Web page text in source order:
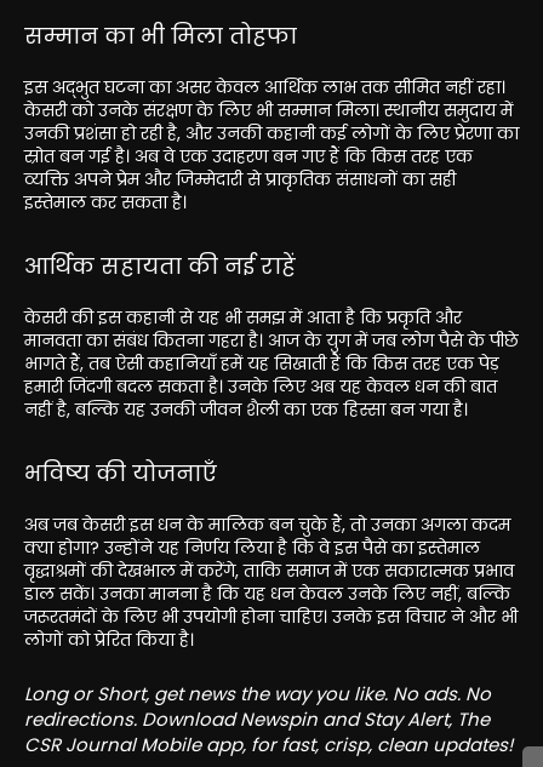
सम्मान का भी मिला तोहफा
इस अद्भुत घटना का असर केवल आर्थिक लाभ तक सीमित नहीं रहा।
केसरी को उनके संरक्षण के लिए भी सम्मान मिला। स्थानीय समुदाय में
उनकी प्रशंसा हो रही है, और उनकी कहानी कई लोगों के लिए प्रेरणा का
स्रोत बन गई है। अब वे एक उदाहरण बन गए हैं कि किस तरह एक
व्यक्ति अपने प्रेम और जिम्मेदारी से प्राकृतिक संसाधनों का सही
इस्तेमाल कर सकता है।
आर्थिक सहायता की नई राहें
केसरी की इस कहानी से यह भी समझ में आता है कि प्रकृति और
मानवता का संबंध कितना गहरा है। आज के युग में जब लोग पैसे के पीछे
भागते हैं, तब ऐसी कहानियाँ हमें यह सिखाती हैं कि किस तरह एक पेड़
हमारी जिंदगी बदल सकता है। उनके लिए अब यह केवल धन की बात
नहीं है, बल्कि यह उनकी जीवन शैली का एक हिस्सा बन गया है।
भविष्य की योजनाएँ
अब जब केसरी इस धन के मालिक बन चुके हैं, तो उनका अगला कदम
क्या होगा? उन्होंने यह निर्णय लिया है कि वे इस पैसे का इस्तेमाल
वृद्धाश्रमों की देखभाल में करेंगे, ताकि समाज में एक सकारात्मक प्रभाव
डाल सकें। उनका मानना है कि यह धन केवल उनके लिए नहीं, बल्कि
जरूरतमंदों के लिए भी उपयोगी होना चाहिए। उनके इस विचार ने और भी
लोगों को प्रेरित किया है।
Long or Short, get news the way you like. No ads. No
redirections. Download Newspin and Stay Alert, The
CSR Journal Mobile app, for fast, crisp, clean updates!